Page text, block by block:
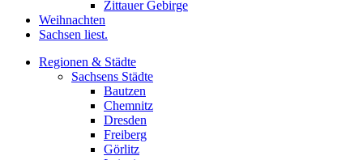
Zittauer Gebirge
Weihnachten
Sachsen liest.
Regionen & Städte
Sachsens Städte
Bautzen
Chemnitz
Dresden
Freiberg
Görlitz